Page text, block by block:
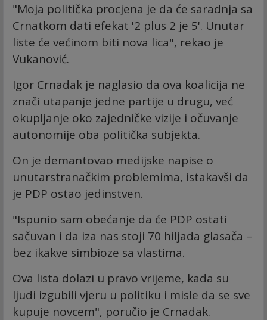
"Moja politička procjena je da će saradnja sa
Crnatkom dati efekat '2 plus 2 je 5'. Unutar
liste će većinom biti nova lica", rekao je
Vukanović.
Igor Crnadak je naglasio da ova koalicija ne
znači utapanje jedne partije u drugu, već
okupljanje oko zajedničke vizije i očuvanje
autonomije oba politička subjekta.
On je demantovao medijske napise o
unutarstranačkim problemima, istakavši da
je PDP ostao jedinstven.
"Ispunio sam obećanje da će PDP ostati
sačuvan i da iza nas stoji 70 hiljada glasača –
bez ikakve simbioze sa vlastima.
Ova lista dolazi u pravo vrijeme, kada su
ljudi izgubili vjeru u politiku i misle da se sve
kupuje novcem", poručio je Crnadak.